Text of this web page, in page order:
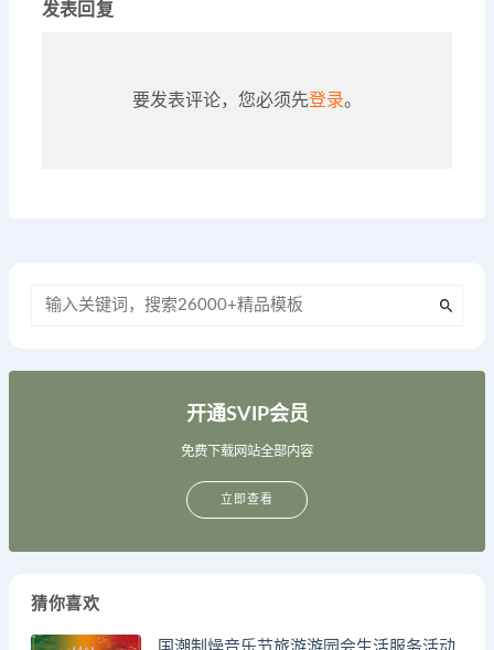
发表回复
要发表评论，您必须先登录。
开通SVIP会员
免费下载网站全部内容
立即查看
猜你喜欢